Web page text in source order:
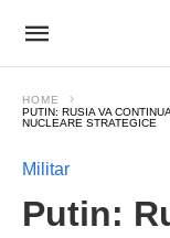
HOME
PUTIN: RUSIA VA
NUCLEARE STRATEGICE
Militar
Putin: